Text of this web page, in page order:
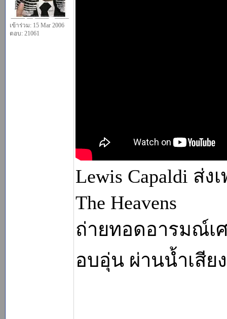
เข้าร่วม: 15 Mar 2006
ตอบ: 21061
Lewis Capaldi ส่
The Heavens
ถ่ายทอดอารมณ์เ
อบอุ่น ผ่านน้ำเสี